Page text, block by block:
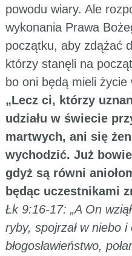
powodu wiary. Ale
wykonania Prawa
początku, aby zdążać
którzy stanęli na
bo oni będą mieli życie
„Lecz ci, którzy
udziału w świecie
martwych, ani się
wychodzić. Już
gdyż są równi
będąc uczestnikami
Łk 9:16-17: „A On
ryby, spojrzał w niebo
błogosławieństwo,